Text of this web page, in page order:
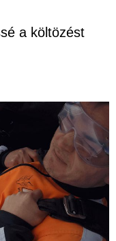
a költözést